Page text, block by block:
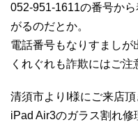
052-951-1611の番号か
がるのだとか。
電話番号もなりすましが
くれぐれも詐欺にはご注
清須市よりI様にご来店頂
iPad Air3のガラス割れ修